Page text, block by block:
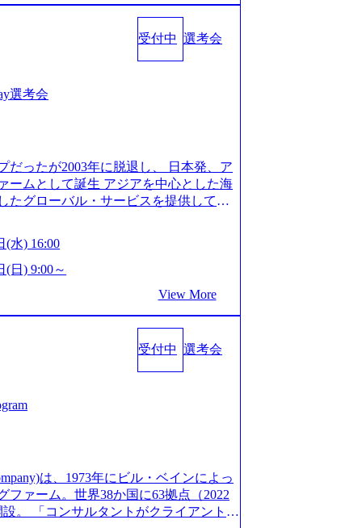
内装8億円超のかっこいいオフィスがあ
ランキング受賞歴多数 あえての未上場
の自由度が高く、赤字事業でも投資し
面でのコミュニケーションメリットを
日(土) 10:00～最長16:00 2026年8月10
の流れ 受付 → 会社説明会 → 面接(会社
※通常の選考フローと異なり、事前に
ジタルイノベーション事業部でのポジ
、そして適性や志向性に合わせて、以
系の領域において、大手・ベンチャ
援を行います。 直近の案件では、大
す。 生成AIなどの最新技術とシステム
に貢献します。 ＜PL/PM＞ 顧客の要望
イル開発による開発支援までを一気通
提案・推進の中核として、企画・要件
件メインです。 要件定義～設計～開
いただき、当社の社員が業務面をサ
案、そして実行までを一気通貫で支援
て顧客の要望や提案を柔軟に取り入れ
提案がサービスに直接反映されやす
ス技術で新たなイノベーションを創出
に行う 採用資料 (https://www.accentur
document-2/Accenture-Recruiting-Brochur
content/dam/accenture/f
careers-blog) 江川社長が語る「105点
articles/-/346218) 大手広告代理
トへ。会社に入って、何が変わった？
プラダ：ラグジュアリー製品のパーソナ
case-studies/song/prada-luxury-product-c
www.accenture.com/jp-ja/case-stud
2020」でマーケ＆営業のDX実現 (http
media/softbank)（通信） 経済産
安ネット」を構築。省庁DXの先進事
studies/public-service/meti-industry-safety-
goods-services/calbee)（消費財・サ
年5月時点）の社員を擁し、世界120以
日本では2.3万人以上の従業員を擁し
倍近くの成長を遂げていることから、
を抱えており、アビームコンサルティ
サルタント制度の有資格者数が多く、
者は年間約1,000名） 残業時間や有休
実行前後で離職率を半減させることに
いるほか、在宅勤務制度の全社展開、
受付中 選考会
選考会
だったが2003年に脱退し、 日本発、ア
ームとして誕生 アジアを中心とした海
たグローバル・サービスを提供してい
通じて社会や産業の課題を解決し、
イアント変革の確実な実現と社会的
の戦略的資本提携も実現して、現在は
6,000名を超えるプロフェッショナルを
報通信、公共事業など幅広い分野をク
日本市場No.1を誇り、全世界で6,400件
認定コンサルタント資格を取得してい
のSAP S/4HANA®認定コンサルタント
、それらを活用してお客様に最適なS
7d54-42b9-a7ae-8c532c52d3
『SAP A
秀賞「プロジェクト・アワード」を受
アビームコンサルティ
ど可視化 (https://www.nikkan.co.jp/articl
(水) 16:00
(日) 9:00～
View More
受付中 選考会
は、1973年にビル・ベインによっ
ァーム。世界38か国に63拠点（2022
。 「コンサルタントがクライアントに